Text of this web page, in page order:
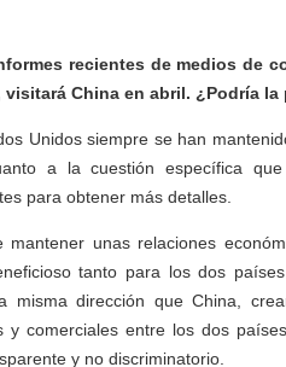
recientes de medios de
visitará China en abril. ¿Podría
Unidos siempre se han
a la cuestión específica
para obtener más detalles.
mantener unas relaciones
tanto para los dos
misma dirección que China,
y comerciales entre los dos
y no discriminatorio.